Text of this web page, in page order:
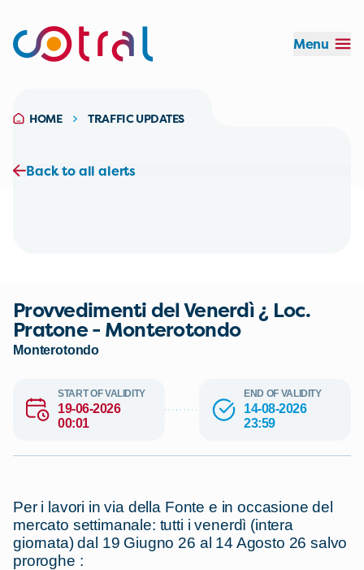
Menu
HOME TRAFFIC UPDATES
Back to all alerts
Provvedimenti del Venerdì ¿ Loc.
Pratone - Monterotondo
Monterotondo
START OF VALIDITY
19-06-2026
00:01
END OF VALIDITY
14-08-2026
23:59
Per i lavori in via della Fonte e in occasione del
mercato settimanale: tutti i venerdì (intera
giornata) dal 19 Giugno 26 al 14 Agosto 26 salvo
proroghe :